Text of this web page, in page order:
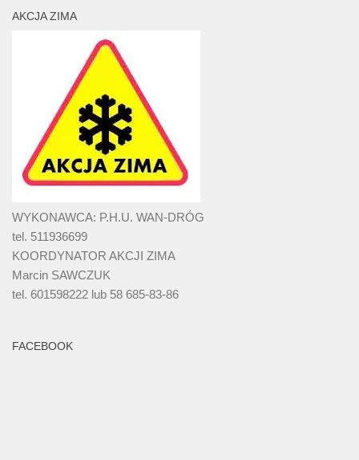
AKCJA ZIMA
WYKONAWCA: P.H.U. WAN-DRÓG
tel. 511936699
KOORDYNATOR AKCJI ZIMA
Marcin SAWCZUK
tel. 601598222 lub 58 685-83-86
FACEBOOK